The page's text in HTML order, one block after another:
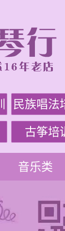
民族唱法
古筝培
音乐类